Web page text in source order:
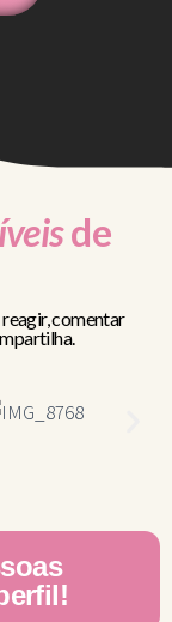
de
reagir, comentar